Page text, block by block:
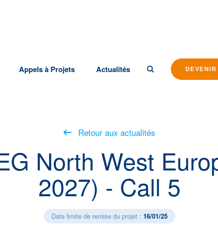
Appels à Projets Actualités
Retour aux actualités
North West
2027) - Call 5
Date limite de remise du projet : 16/01/25